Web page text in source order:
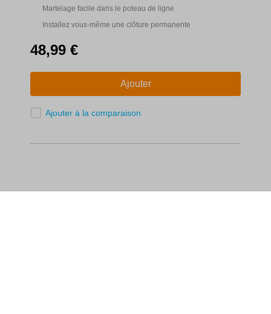
Martelage facile dans le poteau de ligne
Installez vous-même une clôture permanente
48,99 €
Ajouter
Ajouter à la comparaison